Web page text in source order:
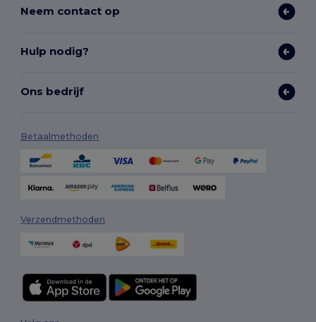
Neem contact op
Hulp nodig?
Ons bedrijf
Betaalmethoden
Verzendmethoden